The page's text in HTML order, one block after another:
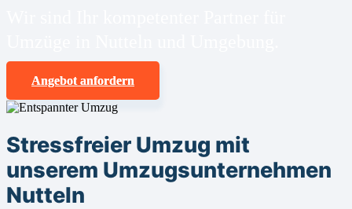
Angebot anfordern
Stressfreier Umzug mit
unserem Umzugsunternehmen
Nutteln